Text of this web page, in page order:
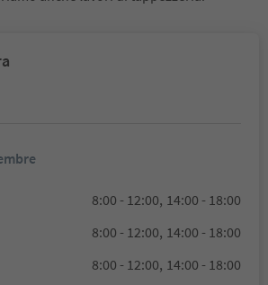
8:00 - 12:00, 14:00 - 18:00
8:00 - 12:00, 14:00 - 18:00
8:00 - 12:00, 14:00 - 18:00